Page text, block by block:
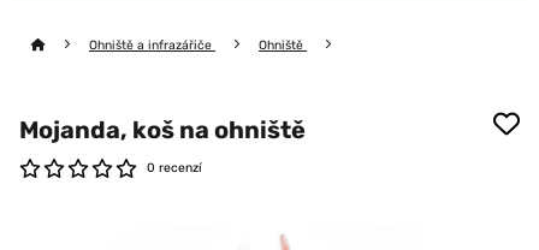
Ohniště a infrazářiče Ohniště
Mojanda, koš na ohniště
0 recenzí